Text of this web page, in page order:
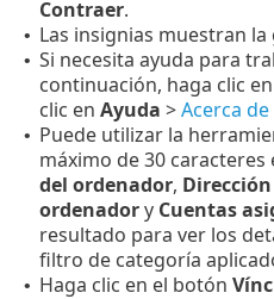
Contraer.
• Las insignias muestran
• Si necesita ayuda para
continuación, haga clic en
clic en Ayuda >Acerca de
• Puede utilizar la
máximo de 30
del ordenador,
ordenadory Cuentas
resultado para ver los
filtro de categoría
• Haga clic en el botón